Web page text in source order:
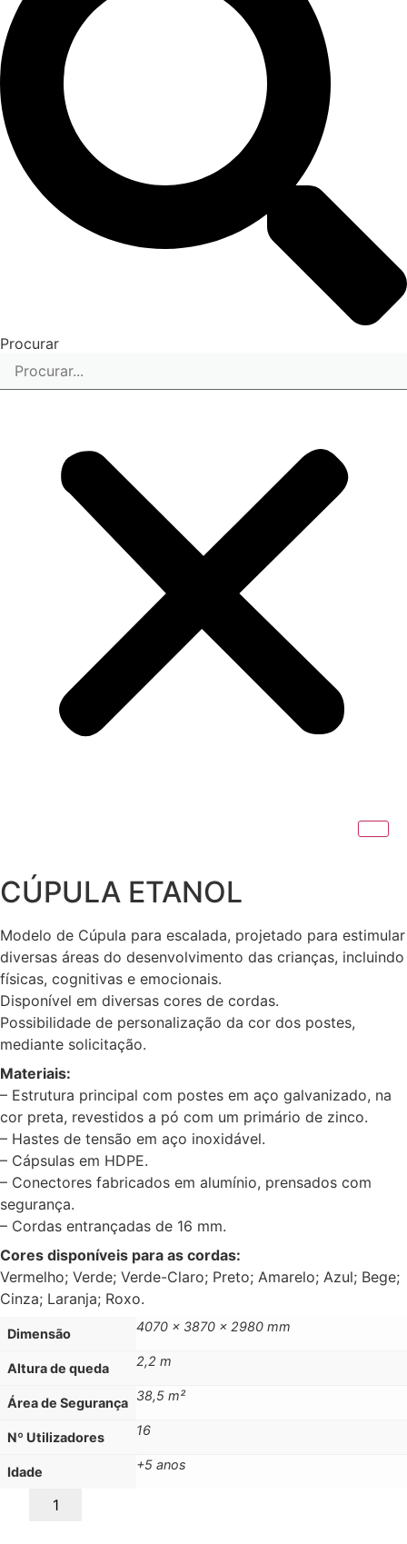
Procurar
CÚPULA ETANOL
Modelo de Cúpula para escalada, projetado para estimular
diversas áreas do desenvolvimento das crianças, incluindo
físicas, cognitivas e emocionais.
Disponível em diversas cores de cordas.
Possibilidade de personalização da cor dos postes,
mediante solicitação.
Materiais:
– Estrutura principal com postes em aço galvanizado, na
cor preta, revestidos a pó com um primário de zinco.
– Hastes de tensão em aço inoxidável.
– Cápsulas em HDPE.
– Conectores fabricados em alumínio, prensados com
segurança.
– Cordas entrançadas de 16 mm.
Cores disponíveis para as cordas:
Vermelho; Verde; Verde-Claro; Preto; Amarelo; Azul; Bege;
Cinza; Laranja; Roxo.
Dimensão 4070 x 3870 x 2980 mm
Altura de queda 2,2 m
Área de Segurança 38,5 m²
Nº Utilizadores 16
Idade +5 anos
Quantidade